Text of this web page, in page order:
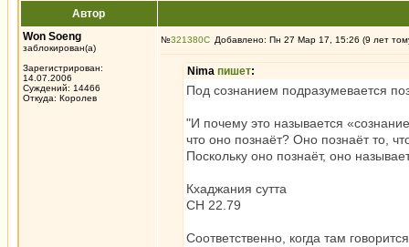
Автор
Won Soeng
заблокирован(а)
Зарегистрирован:
14.07.2006
Суждений: 14466
Откуда: Королев
№321380 Добавлено: Пн 27 Мар 17, 15:26 (9 лет
Nima пишет:
Под сознанием подразумевается
"И почему это называется
что оно познаёт? Оно познаёт то,
Поскольку оно познаёт, оно
Кхаджания сутта
СН 22.79
Соответственно, когда там